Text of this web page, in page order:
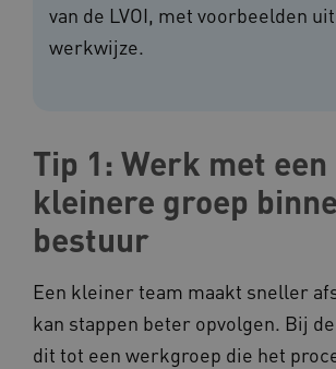
van de LVOI, met voorbeelden
werkwijze.
Tip 1: Werk met een
kleinere groep
bestuur
Een kleiner team maakt sneller
kan stappen beter opvolgen. Bij
dit tot een werkgroep die het